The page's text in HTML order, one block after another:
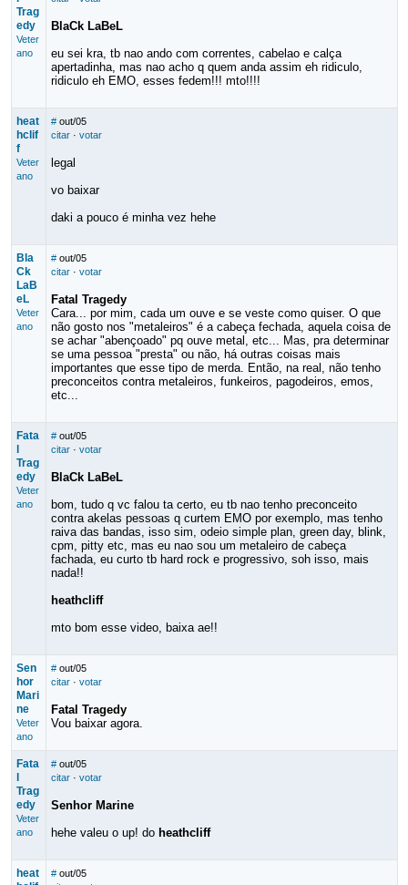
Trag
edy
Veter
ano
BlaCk LaBeL
eu sei kra, tb nao ando com correntes, cabelao e calça
apertadinha, mas nao acho q quem anda assim eh ridiculo,
ridiculo eh EMO, esses fedem!!! mto!!!!
heat
hclif
f
Veter
ano
# out/05
citar· votar
legal
vo baixar
daki a pouco é minha vez hehe
Bla
Ck
LaB
eL
Veter
ano
# out/05
citar· votar
Fatal Tragedy
Cara... por mim, cada um ouve e se veste como quiser. O que
não gosto nos "metaleiros" é a cabeça fechada, aquela coisa de
se achar "abençoado" pq ouve metal, etc... Mas, pra determinar
se uma pessoa "presta" ou não, há outras coisas mais
importantes que esse tipo de merda. Então, na real, não tenho
preconceitos contra metaleiros, funkeiros, pagodeiros, emos,
etc...
Fata
Trag
edy
Veter
ano
# out/05
citar· votar
BlaCk LaBeL
bom, tudo q vc falou ta certo, eu tb nao tenho preconceito
contra akelas pessoas q curtem EMO por exemplo, mas tenho
raiva das bandas, isso sim, odeio simple plan, green day, blink,
cpm, pitty etc, mas eu nao sou um metaleiro de cabeça
fachada, eu curto tb hard rock e progressivo, soh isso, mais
nada!!
heathcliff
mto bom esse video, baixa ae!!
Sen
hor
Mari
ne
Veter
ano
# out/05
citar· votar
Fatal Tragedy
Vou baixar agora.
Fata
Trag
edy
Veter
ano
# out/05
citar· votar
Senhor Marine
hehe valeu o up! do heathcliff
heat
# out/05